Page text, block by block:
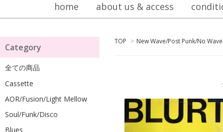
home about us & access
TOP > New Wave/Post Punk/No Wave
Category
全ての商品
Cassette
AOR/Fusion/Light Mellow
Soul/Funk/Disco
Blues